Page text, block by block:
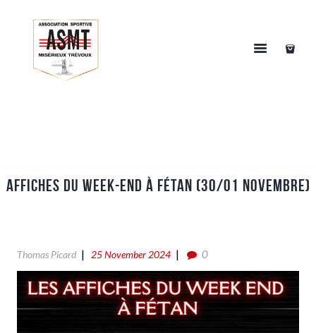
AFFICHES DU WEEK-END À FÉTAN (30/01 NOVEMBRE)
Thomas Picard 25 November 2024 0